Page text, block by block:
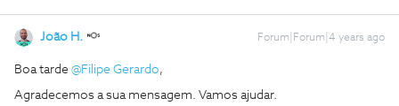
João H. Forum|Forum|4 years ago
Boa tarde @Filipe Gerardo,
Agradecemos a sua mensagem. Vamos ajudar.